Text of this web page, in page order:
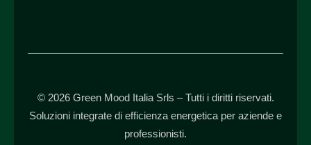
© 2026 Green Mood Italia Srls – Tutti i diritti riservati.
Soluzioni integrate di efficienza energetica per aziende e
professionisti.